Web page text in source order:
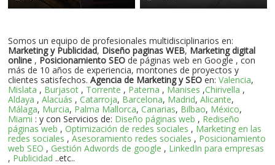
Somos un equipo de profesionales multidisciplinarios en:
Marketing y Publicidad, Diseño paginas WEB, Marketing digital
online , Posicionamiento SEO de páginas web en Google , con
más de 10 años de experiencia, montones de proyectos y
clientes satisfechos.Agencia de Marketing y SEO en:Valencia,
Mislata , Burjasot , Torrente , Paterna , Manises ,Chirivella ,
Aldaya ,Alacuás ,Catarroja, Barcelona, Madrid,Alicante,
Málaga, Murcia, Palma Mallorca,Canarias, Bilbao, México,
Miami : y con Servicios de: Diseño páginas web , Rediseño
páginas web ,Optimización de redes sociales , Marketing en las
redes sociales ,Asesoramiento redes sociales , Posicionamiento
web SEO , Gestión Adwords de google , LinkedIn para empresas
, Publicidad ..etc..